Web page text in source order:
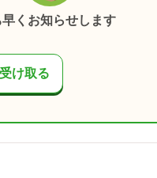
くお知らせします
け取る